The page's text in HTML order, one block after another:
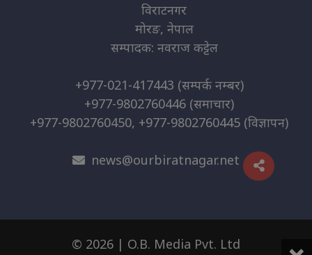
विराटनगर
मोरङ, नेपाल
सम्पादक: नवराज कट्टेल
+977-021-417443 (सम्पर्क नम्बर)
+977-9802760446 (समाचार)
+977-9802760450, +977-9802760445 (विज्ञापन)
news@ourbiratnagar.net
© 2026 | O.B. Media Pvt. Ltd